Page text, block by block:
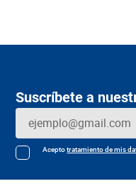
Suscríbete a
Aceptotratamiento de mis